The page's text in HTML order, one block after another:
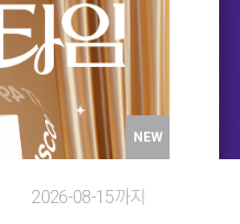
NEW
2026-08-15까지